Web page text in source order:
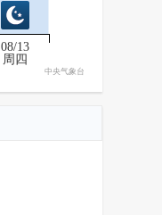
08/13
周四
中央气象台